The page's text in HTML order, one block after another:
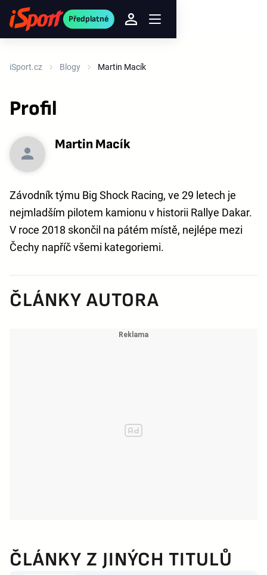
Předplatné
iSport.cz Blogy Martin Macík
Profil
Martin Macík
Závodník týmu Big Shock Racing, ve 29 letech je
nejmladším pilotem kamionu v historii Rallye Dakar.
V roce 2018 skončil na pátém místě, nejlépe mezi
Čechy napříč všemi kategoriemi.
ČLÁNKY AUTORA
ČLÁNKY Z JINÝCH TITULŮ